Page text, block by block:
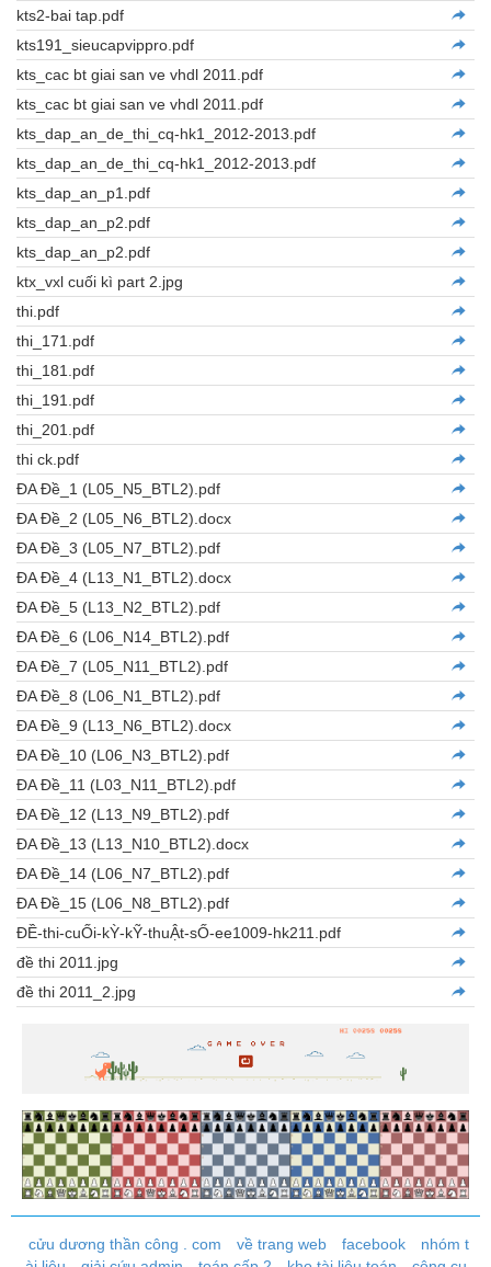
kts2-bai tap.pdf
kts191_sieucapvippro.pdf
kts_cac bt giai san ve vhdl 2011.pdf
kts_cac bt giai san ve vhdl 2011.pdf
kts_dap_an_de_thi_cq-hk1_2012-2013.pdf
kts_dap_an_de_thi_cq-hk1_2012-2013.pdf
kts_dap_an_p1.pdf
kts_dap_an_p2.pdf
kts_dap_an_p2.pdf
ktx_vxl cuối kì part 2.jpg
thi.pdf
thi_171.pdf
thi_181.pdf
thi_191.pdf
thi_201.pdf
thi ck.pdf
ĐA Đề_1 (L05_N5_BTL2).pdf
ĐA Đề_2 (L05_N6_BTL2).docx
ĐA Đề_3 (L05_N7_BTL2).pdf
ĐA Đề_4 (L13_N1_BTL2).docx
ĐA Đề_5 (L13_N2_BTL2).pdf
ĐA Đề_6 (L06_N14_BTL2).pdf
ĐA Đề_7 (L05_N11_BTL2).pdf
ĐA Đề_8 (L06_N1_BTL2).pdf
ĐA Đề_9 (L13_N6_BTL2).docx
ĐA Đề_10 (L06_N3_BTL2).pdf
ĐA Đề_11 (L03_N11_BTL2).pdf
ĐA Đề_12 (L13_N9_BTL2).pdf
ĐA Đề_13 (L13_N10_BTL2).docx
ĐA Đề_14 (L06_N7_BTL2).pdf
ĐA Đề_15 (L06_N8_BTL2).pdf
ĐỀ-thi-cuỐi-kỲ-kỸ-thuẬt-sỐ-ee1009-hk211.pdf
đề thi 2011.jpg
đề thi 2011_2.jpg
cửu dương thần công . com về trang web facebook
nhóm t